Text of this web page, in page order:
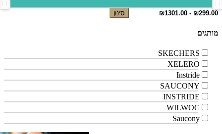
סינון
מותגים
SKECHERS
XELERO
Instride
SAUCONY
INSTRIDE
WILWOC
Saucony